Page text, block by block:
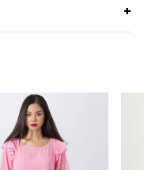
รียบหรู หรือสไตล์วัน